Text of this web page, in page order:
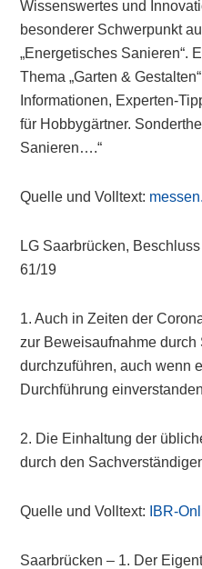
Wissenswertes und
besonderer Schwerpunkt
„Energetisches Sanieren“.
Thema „Garten &
Informationen, Experten-
für Hobbygärtner.
Sanieren….“
Quelle und Volltext:
LG Saarbrücken,
61/19
1. Auch in Zeiten der
zur Beweisaufnahme
durchzuführen, auch wenn
Durchführung
2. Die Einhaltung der
durch den
Quelle und Volltext: IBR-
Saarbrücken – 1. Der